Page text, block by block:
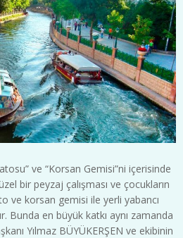
ve “Korsan Gemisi”ni içerisinde
bir peyzaj çalışması ve çocukların
ve korsan gemisi ile yerli yabancı
Bunda en büyük katkı aynı zamanda
Yılmaz BÜYÜKERŞEN ve ekibinin